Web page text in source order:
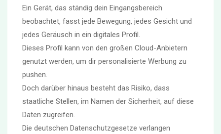
Ein Gerät, das ständig dein Eingangsbereich
beobachtet, fasst jede Bewegung, jedes Gesicht und
jedes Geräusch in ein digitales Profil.
Dieses Profil kann von den großen Cloud-Anbietern
genutzt werden, um dir personalisierte Werbung zu
pushen.
Doch darüber hinaus besteht das Risiko, dass
staatliche Stellen, im Namen der Sicherheit, auf diese
Daten zugreifen.
Die deutschen Datenschutzgesetze verlangen